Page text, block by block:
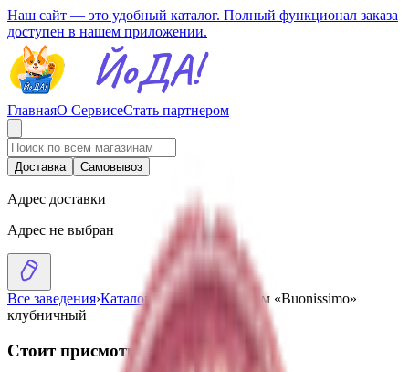
Наш сайт — это удобный каталог. Полный функционал заказа
доступен в нашем приложении.
ГлавнаяО СервисеСтать партнером
Доставка Самовывоз
Адрес доставки
Адрес не выбран
Все заведения›Каталог ›Десерт с творогом «Buonissimo»
клубничный
Стоит присмотреться